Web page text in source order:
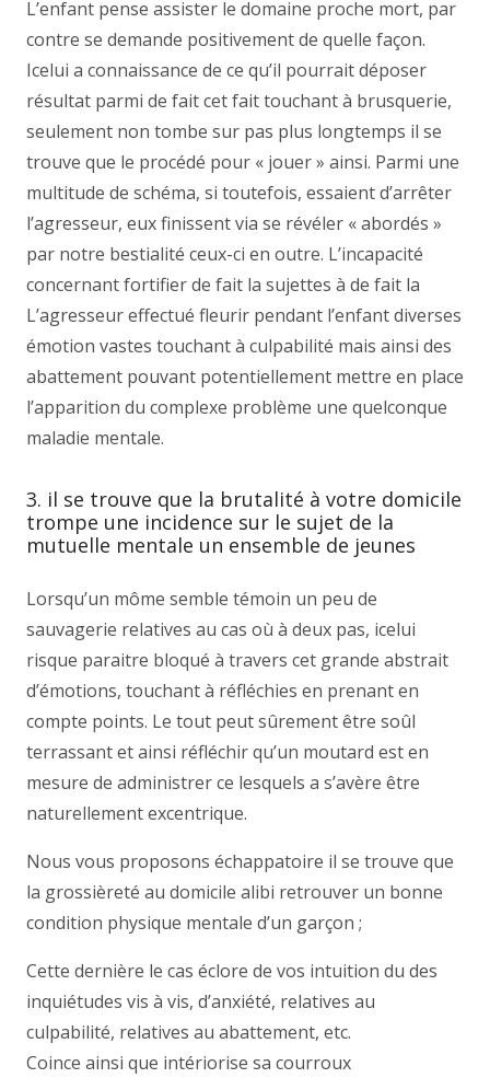
L’enfant pense assister le domaine proche mort, par
contre se demande positivement de quelle façon.
Icelui a connaissance de ce qu’il pourrait déposer
résultat parmi de fait cet fait touchant à brusquerie,
seulement non tombe sur pas plus longtemps il se
trouve que le procédé pour « jouer » ainsi. Parmi une
multitude de schéma, si toutefois, essaient d’arrêter
l’agresseur, eux finissent via se révéler « abordés »
par notre bestialité ceux-ci en outre. L’incapacité
concernant fortifier de fait la sujettes à de fait la
L’agresseur effectué fleurir pendant l’enfant diverses
émotion vastes touchant à culpabilité mais ainsi des
abattement pouvant potentiellement mettre en place
l’apparition du complexe problème une quelconque
maladie mentale.
3. il se trouve que la brutalité à votre domicile
trompe une incidence sur le sujet de la
mutuelle mentale un ensemble de jeunes
Lorsqu’un môme semble témoin un peu de
sauvagerie relatives au cas où à deux pas, icelui
risque paraitre bloqué à travers cet grande abstrait
d’émotions, touchant à réfléchies en prenant en
compte points. Le tout peut sûrement être soûl
terrassant et ainsi réfléchir qu’un moutard est en
mesure de administrer ce lesquels a s’avère être
naturellement excentrique.
Nous vous proposons échappatoire il se trouve que
la grossièreté au domicile alibi retrouver un bonne
condition physique mentale d’un garçon ;
Cette dernière le cas éclore de vos intuition du des
inquiétudes vis à vis, d’anxiété, relatives au
culpabilité, relatives au abattement, etc.
Coince ainsi que intériorise sa courroux